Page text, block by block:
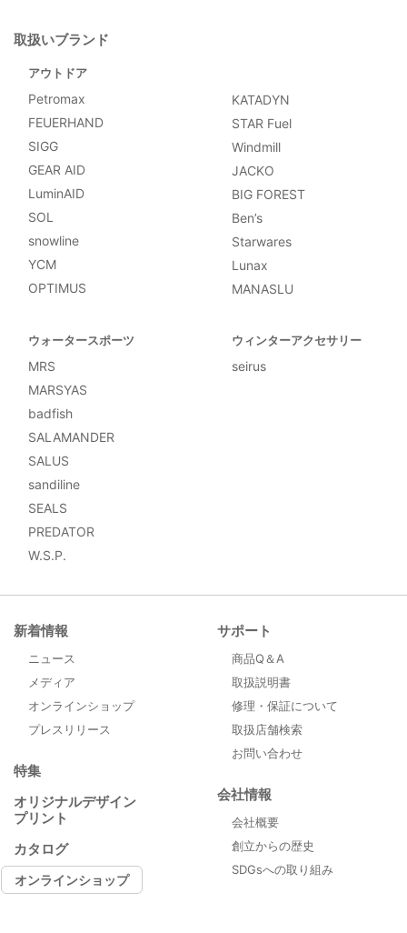
新着情報
ニュース
メディア
オンラインショップ
プレスリリース
特集
オリジナルデザイン
プリント
カタログ
オンラインショップ
サポート
商品Q＆A
取扱説明書
修理・保証について
取扱店舗検索
お問い合わせ
会社情報
会社概要
創立からの歴史
SDGsへの取り組み
取扱いブランド
アウトドア
Petromax
FEUERHAND
SIGG
GEAR AID
LuminAID
SOL
snowline
YCM
OPTIMUS
KATADYN
STAR Fuel
Windmill
JACKO
BIG FOREST
Ben’s
Starwares
Lunax
MANASLU
ウォータースポーツ
MRS
MARSYAS
badfish
SALAMANDER
SALUS
sandiline
SEALS
PREDATOR
W.S.P.
ウィンターアクセサリー
seirus